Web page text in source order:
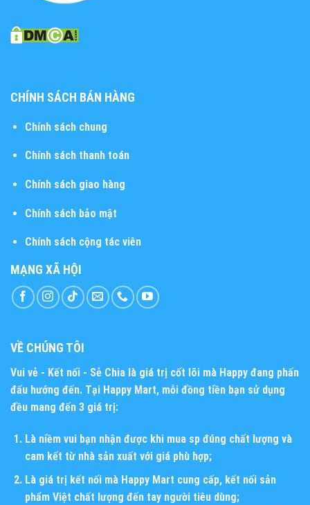
CHÍNH SÁCH BÁN HÀNG
Chính sách chung
Chính sách thanh toán
Chính sách giao hàng
Chính sách bảo mật
Chính sách cộng tác viên
MẠNG XÃ HỘI
VỀ CHÚNG TÔI
Vui vẻ - Kết nối - Sẻ Chia là giá trị cốt lõi mà Happy đang phấn
đấu hướng đến. Tại Happy Mart, mỗi đồng tiền bạn sử dụng
đều mang đến 3 giá trị:
Là niềm vui bạn nhận được khi mua sp đúng chất lượng và
cam kết từ nhà sản xuất với giá phù hợp;
Là giá trị kết nối mà Happy Mart cung cấp, kết nối sản
phẩm Việt chất lượng đến tay người tiêu dùng;